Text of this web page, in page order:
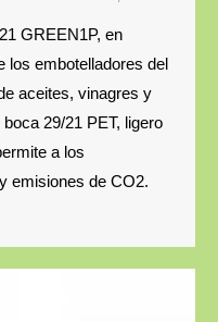
GREEN1P, en
los embotelladores del
aceites, vinagres y
29/21 PET, ligero
a los
emisiones de CO2.